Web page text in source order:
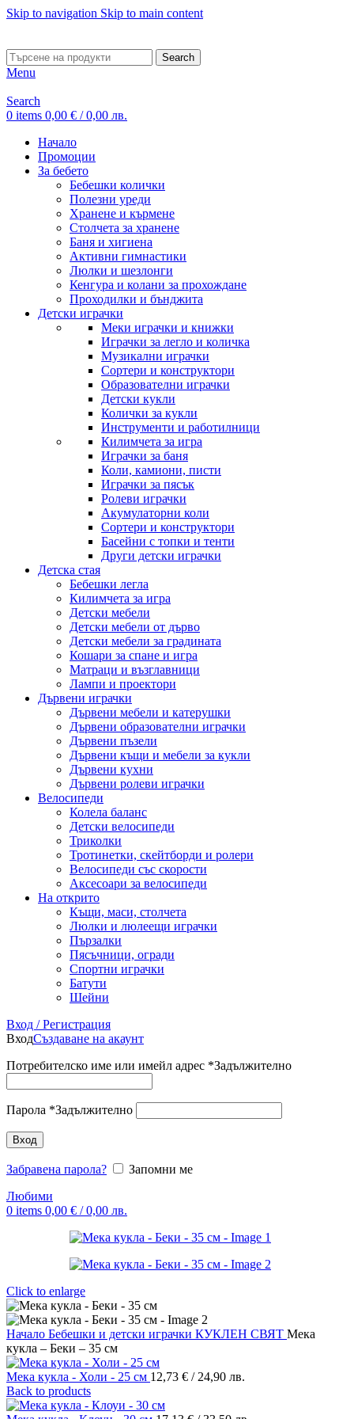
Skip to navigation Skip to main content
Search
Menu
Search
0 items 0,00 € / 0,00 лв.
Начало
Промоции
За бебето
Бебешки колички
Полезни уреди
Хранене и кърмене
Столчета за хранене
Баня и хигиена
Активни гимнастики
Люлки и шезлонги
Кенгура и колани за прохождане
Проходилки и бънджита
Детски играчки
Меки играчки и книжки
Играчки за легло и количка
Музикални играчки
Сортери и конструктори
Образователни играчки
Детски кукли
Колички за кукли
Инструменти и работилници
Килимчета за игра
Играчки за баня
Коли, камиони, писти
Играчки за пясък
Ролеви играчки
Акумулаторни коли
Сортери и конструктори
Басейни с топки и тенти
Други детски играчки
Детска стая
Бебешки легла
Килимчета за игра
Детски мебели
Детски мебели от дърво
Детски мебели за градината
Кошари за спане и игра
Матраци и възглавници
Лампи и проектори
Дървени играчки
Дървени мебели и катерушки
Дървени образователни играчки
Дървени пъзели
Дървени къщи и мебели за кукли
Дървени кухни
Дървени ролеви играчки
Велосипеди
Колела баланс
Детски велосипеди
Триколки
Тротинетки, скейтборди и ролери
Велосипеди със скорости
Аксесоари за велосипеди
На открито
Къщи, маси, столчета
Люлки и люлеещи играчки
Пързалки
Пясъчници, огради
Спортни играчки
Батути
Шейни
Вход / Регистрация
ВходСъздаване на акаунт
Потребителско име или имейл адрес *Задължително
Парола *Задължително
Вход
Забравена парола?
Запомни ме
Любими
0 items 0,00 € / 0,00 лв.
Click to enlarge
Начало Бебешки и детски играчки КУКЛЕН СВЯТ Мека
кукла – Беки – 35 см
Мека кукла - Холи - 25 см 12,73 € / 24,90 лв.
Back to products